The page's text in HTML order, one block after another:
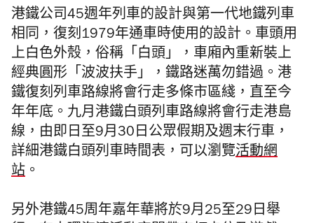
港鐵公司45週年列車的設計與第一代地鐵列車
相同，復刻1979年通車時使用的設計。 車頭用
上白色外殼，俗稱「白頭」，車廂內重新裝上
經典圓形「波波扶手」，鐵路迷萬勿錯過。 港
鐵復刻列車路線將會行走多條市區綫，直至今
年年底。九月港鐵白頭列車路線將會行走港島
線，由即日至9月30日公眾假期及週末行車，
詳細港鐵白頭列車時間表，可以瀏覽活動網
站 。
另外港鐵45周年嘉年華將於9月25至29日舉